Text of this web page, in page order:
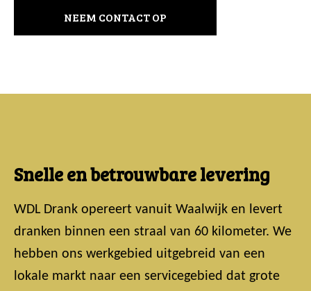
NEEM CONTACT OP
Snelle en betrouwbare levering
WDL Drank opereert vanuit Waalwijk en levert
dranken binnen een straal van 60 kilometer. We
hebben ons werkgebied uitgebreid van een
lokale markt naar een servicegebied dat grote